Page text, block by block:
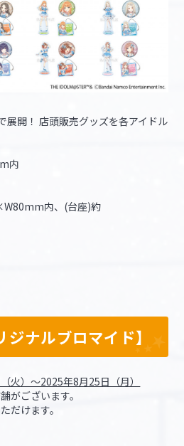
展開！ 店頭販売グッズを各アイドル
内
内、(台座)約
ジナルブロマイド】
火）～2025年8月25日（月）
がございます。
だけます。